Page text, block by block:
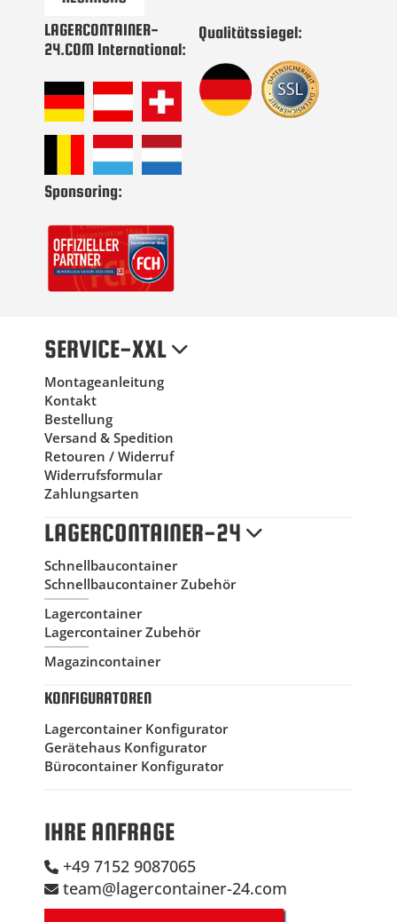
LAGERCONTAINER-
24.COM International:
Qualitätssiegel:
Sponsoring:
SERVICE-XXL
Montageanleitung
Kontakt
Bestellung
Versand & Spedition
Retouren / Widerruf
Widerrufsformular
Zahlungsarten
LAGERCONTAINER-24
Schnellbaucontainer
Schnellbaucontainer Zubehör
Lagercontainer
Lagercontainer Zubehör
Magazincontainer
KONFIGURATOREN
Lagercontainer Konfigurator
Gerätehaus Konfigurator
Bürocontainer Konfigurator
IHRE ANFRAGE
+49 7152 9087065
team@lagercontainer-24.com